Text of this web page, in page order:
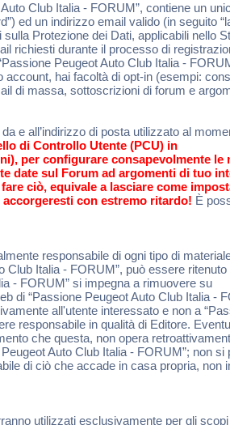
Club Italia - FORUM”, contiene un
ed un indirizzo email valido (in seguito
Protezione dei Dati, applicabili nello
richiesti durante il processo di
Peugeot Auto Club Italia -
account, hai facoltà di opt-in (esempi:
di massa, sottoscrizioni di forum e
e all’indirizzo di posta utilizzato al
di Controllo Utente (PCU) in
per configurare consapevolmente le
date sul Forum ad argomenti di tuo
ciò, equivale a lasciare come
con estremo ritardo! È
responsabile di ogni tipo di
Italia - FORUM”, può essere ritenuto
- FORUM” si impegna a rimuovere su
di “Passione Peugeot Auto Club Italia -
all'utente interessato e non a
responsabile in qualità di Editore.
che questa, non opera
Auto Club Italia - FORUM”; non si
di ciò che accade in casa propria, non
utilizzati esclusivamente per gli